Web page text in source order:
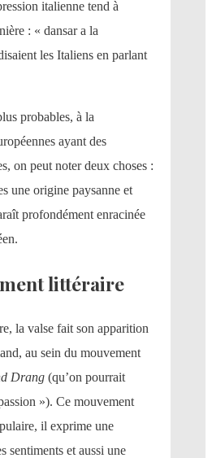
italienne tend à
: « dansar a la
les Italiens en parlant
probables, à la
ayant des
on peut noter deux choses :
une origine paysanne et
profondément enracinée
littéraire
la valse fait son apparition
au sein du mouvement
Drang (qu’on pourrait
»). Ce mouvement
il exprime une
sentiments et aussi une